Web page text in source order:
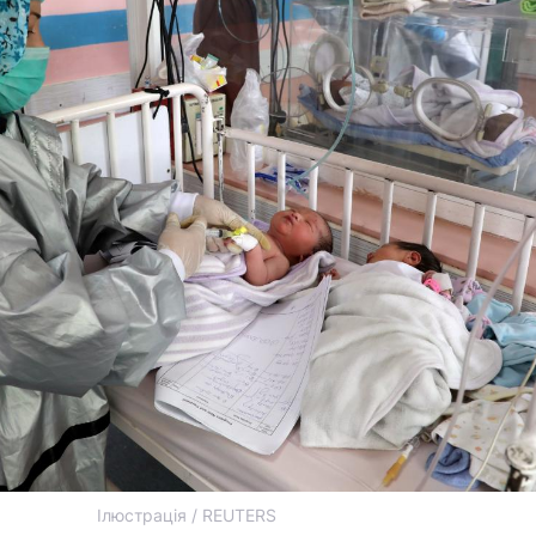
Ілюстрація / REUTERS